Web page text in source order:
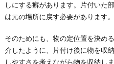
しにする癖があります。片付いた
は元の場所に戻す必要があります。
そのためにも、物の定位置を決め
介したように、片付け後に物を収
しやすさを考えながら物を収納し